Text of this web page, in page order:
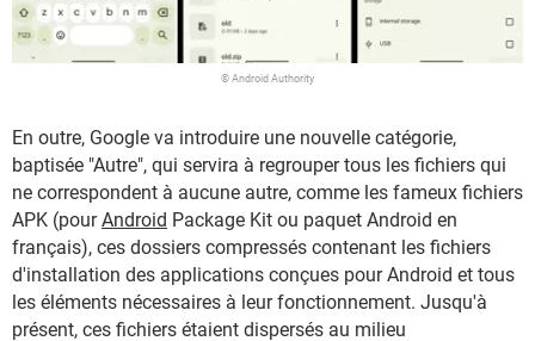
© Android Authority
En outre, Google va introduire une nouvelle catégorie,
baptisée "Autre", qui servira à regrouper tous les fichiers qui
ne correspondent à aucune autre, comme les fameux fichiers
APK (pourAndroid Package Kit ou paquet Android en
français), ces dossiers compressés contenant les fichiers
d'installation des applications conçues pour Android et tous
les éléments nécessaires à leur fonctionnement. Jusqu'à
présent, ces fichiers étaient dispersés au milieu